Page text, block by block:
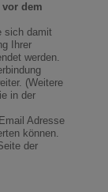
dem
sich damit
Ihrer
werden.
(Weitere
in der
Adresse
können.
der